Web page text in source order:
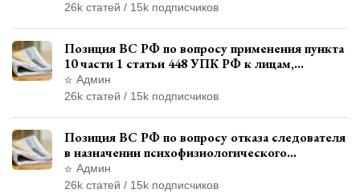
26k статей / 15k подписчиков
Позиция ВС РФ по вопросу применения пункта
10 части 1 статьи 448 УПК РФ к лицам,
уволенным из следственных органов
Админ
26k статей / 15k подписчиков
Позиция ВС РФ по вопросу отказа следователя
в назначении психофизиологического
исследования показаний обвиняемой с
использованием полиграфа
Админ
26k статей / 15k подписчиков